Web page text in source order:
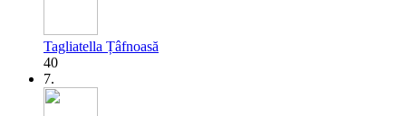
Tagliatella Țâfnoasă
40
7.